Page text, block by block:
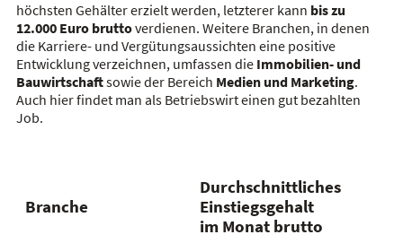
höchsten Gehälter erzielt werden, letzterer kann bis zu
12.000 Euro bruttoverdienen. Weitere Branchen, in denen
die Karriere- und Vergütungsaussichten eine positive
Entwicklung verzeichnen, umfassen die Immobilien- und
Bauwirtschaftsowie der Bereich Medien und Marketing.
Auch hier findet man als Betriebswirt einen gut bezahlten
Job.
Branche
Durchschnittliches
Einstiegsgehalt
im Monat brutto